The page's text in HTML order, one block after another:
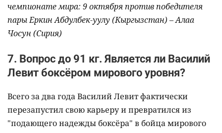
чемпионате мира: 9 октября против победителя
пары Еркин Абдулбек-уулу (Кыргызстан) –Алаа
Чосун (Сирия)
7. Вопрос до 91 кг. Является ли Василий
Левит боксёром мирового уровня?
Всего за два года Василий Левит фактически
перезапустил свою карьеру и превратился из
"подающего надежды боксёра" в бойца мирового